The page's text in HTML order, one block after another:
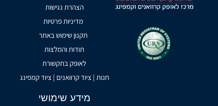
הצהרת נגישות
מדיניות פרטיות
תקנון שימוש באתר
תודות והמלצות
לאופק בתקשורת
חנות | ציוד קרוואנים | ציוד קמפינג
מידע שימושי